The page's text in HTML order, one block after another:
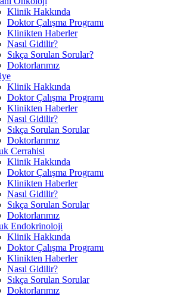
Klinik Hakkında
Doktor Çalışma Programı
Klinikten Haberler
Nasıl Gidilir?
Sıkça Sorulan Sorular?
Doktorlarımız
Klinik Hakkında
Doktor Çalışma Programı
Klinikten Haberler
Nasıl Gidilir?
Sıkça Sorulan Sorular
Doktorlarımız
Cerrahisi
Klinik Hakkında
Doktor Çalışma Programı
Klinikten Haberler
Nasıl Gidilir?
Sıkça Sorulan Sorular
Doktorlarımız
Endokrinoloji
Klinik Hakkında
Doktor Çalışma Programı
Klinikten Haberler
Nasıl Gidilir?
Sıkça Sorulan Sorular
Doktorlarımız